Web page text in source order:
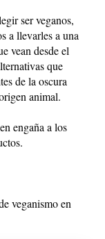
ser veganos,
a llevarles a una
vean desde el
que
de la oscura
animal.
engaña a los
veganismo en